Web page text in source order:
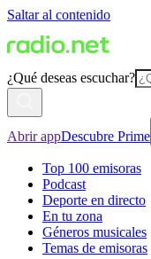
Saltar al contenido
¿Qué deseas escuchar?
Abrir appDescubre Prime
Top 100 emisoras
Podcast
Deporte en directo
En tu zona
Géneros musicales
Temas de emisoras